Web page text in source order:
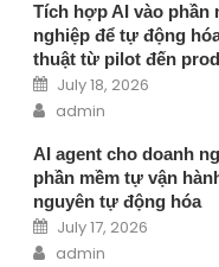
Tích hợp AI vào phần
nghiệp để tự động
thuật từ pilot đến
Posted on
July 18, 2026
Author
admin
AI agent cho doanh
phần mềm tự vận
nguyên tự động hóa
Posted on
July 17, 2026
Author
admin